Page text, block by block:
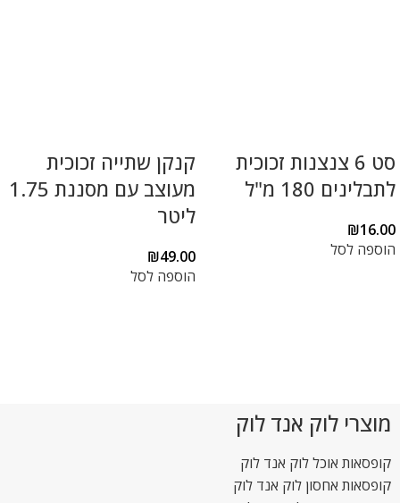
סט 6 צנצנות זכוכית
לתבלינים 180 מ"ל
₪16.00
הוספה לסל
קנקן שתייה זכוכית
מעוצב עם מסננת 1.75
ליטר
₪49.00
הוספה לסל
מוצרי לוק אנד לוק
קופסאות אוכל לוק אנד לוק
קופסאות אחסון לוק אנד לוק